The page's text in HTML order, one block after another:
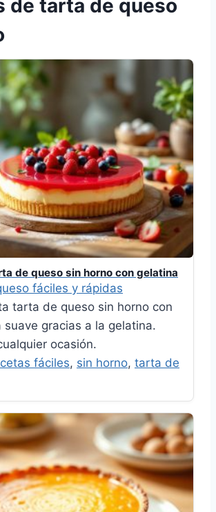
de tarta de queso
de queso sin horno con gelatina
fáciles y rápidas
tarta de queso sin horno con
suave gracias a la gelatina.
ocasión.
fáciles, sin horno, tarta de